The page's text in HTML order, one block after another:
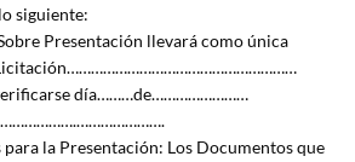
siguiente:
Presentación llevará como única
Licitación…………………………………………………
día………de……………………
la Presentación: Los Documentos que